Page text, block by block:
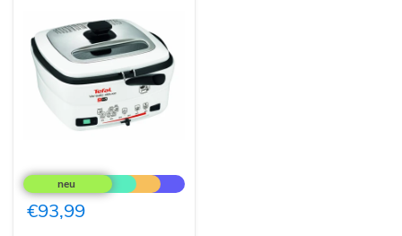
FR
4950
Versalio
Deluxe
€93,99